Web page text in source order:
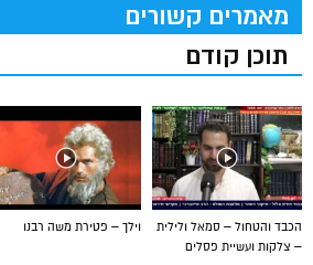
מאמרים קשורים
תוכן קודם
וילך – פטירת משה רבנו
הכבד והטחול – סמאל ולילית
– צלקות ועשיית פסלים